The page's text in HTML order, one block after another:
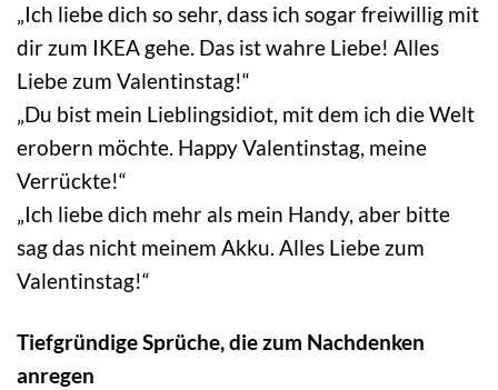
„Ich liebe dich so sehr, dass ich sogar freiwillig mit
dir zum IKEA gehe. Das ist wahre Liebe! Alles
Liebe zum Valentinstag!“
„Du bist mein Lieblingsidiot, mit dem ich die Welt
erobern möchte. Happy Valentinstag, meine
Verrückte!“
„Ich liebe dich mehr als mein Handy, aber bitte
sag das nicht meinem Akku. Alles Liebe zum
Valentinstag!“
Tiefgründige Sprüche, die zum Nachdenken
anregen